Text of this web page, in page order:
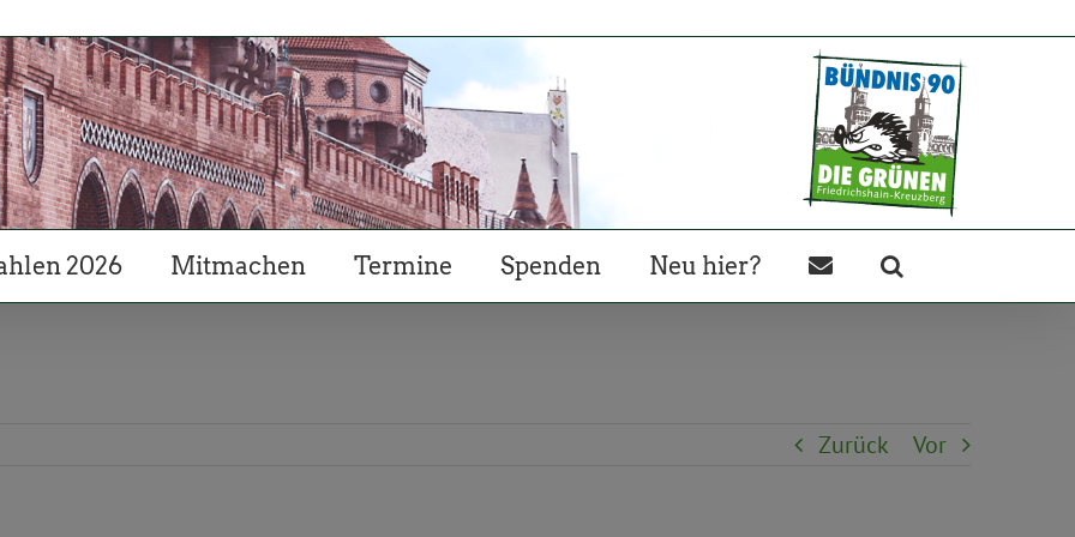
2026 Mitmachen Termine Spenden Neu hier?
Zurück Vor